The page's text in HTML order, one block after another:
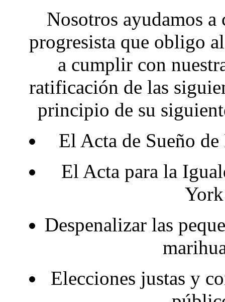
Nosotros ayudamos
progresista que obligo
a cumplir con
ratificación de las
principio de su
El Acta de Sueño
El Acta para la
York
Despenalizar las
Elecciones justas y